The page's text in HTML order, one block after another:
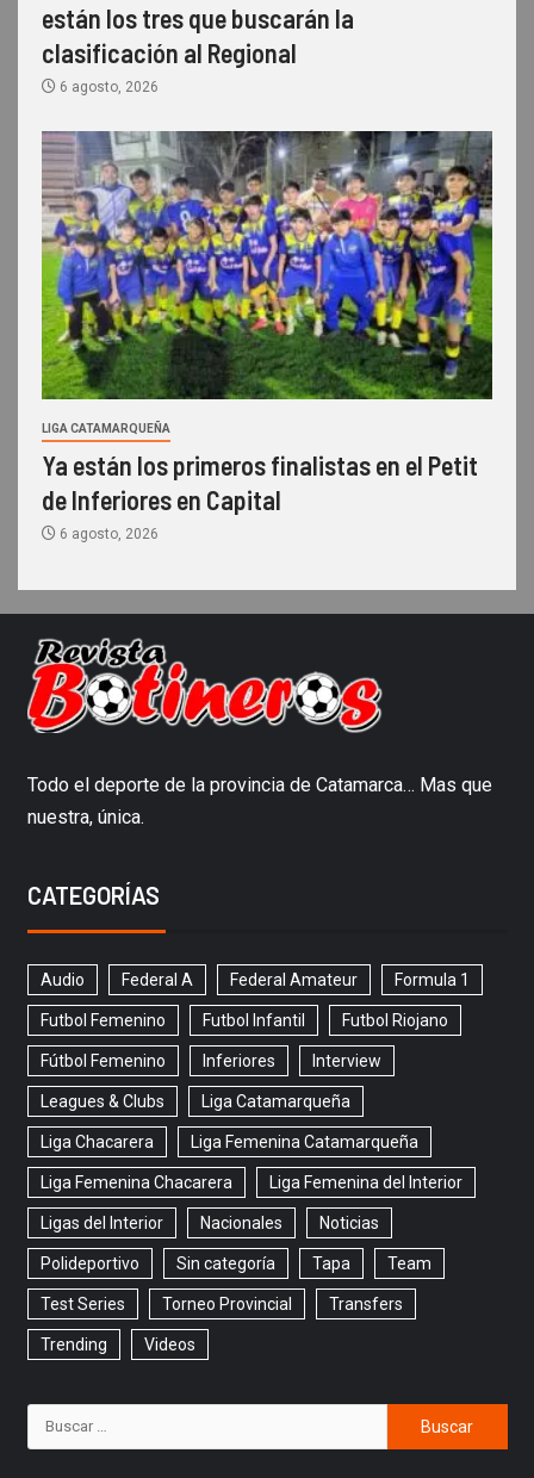
están los tres que buscarán la
clasificación al Regional
6 agosto, 2026
LIGA CATAMARQUEÑA
Ya están los primeros finalistas en el Petit
de Inferiores en Capital
6 agosto, 2026
Todo el deporte de la provincia de Catamarca… Mas que
nuestra, única.
CATEGORÍAS
Audio Federal A Federal Amateur Formula 1
Futbol Femenino Futbol Infantil Futbol Riojano
Fútbol Femenino Inferiores Interview
Leagues & Clubs Liga Catamarqueña
Liga Chacarera Liga Femenina Catamarqueña
Liga Femenina Chacarera Liga Femenina del Interior
Ligas del Interior Nacionales Noticias
Polideportivo Sin categoría Tapa Team
Test Series Torneo Provincial Transfers
Trending Videos